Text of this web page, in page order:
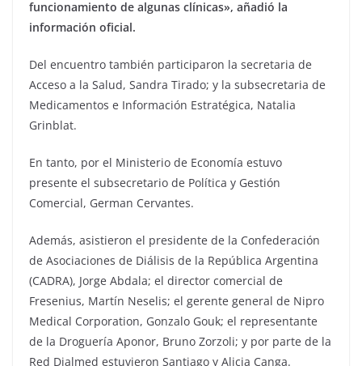
funcionamiento de algunas clínicas», añadió la
información oficial.
Del encuentro también participaron la secretaria de
Acceso a la Salud, Sandra Tirado; y la subsecretaria de
Medicamentos e Información Estratégica, Natalia
Grinblat.
En tanto, por el Ministerio de Economía estuvo
presente el subsecretario de Política y Gestión
Comercial, German Cervantes.
Además, asistieron el presidente de la Confederación
de Asociaciones de Diálisis de la República Argentina
(CADRA), Jorge Abdala; el director comercial de
Fresenius, Martín Neselis; el gerente general de Nipro
Medical Corporation, Gonzalo Gouk; el representante
de la Droguería Aponor, Bruno Zorzoli; y por parte de la
Red Dialmed estuvieron Santiago y Alicia Canga.